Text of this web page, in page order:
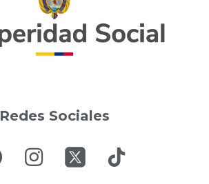
Redes Sociales